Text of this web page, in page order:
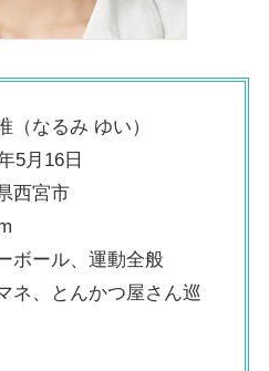
るみ ゆい）
月16日
宮市
ル、運動全般
とんかつ屋さん巡